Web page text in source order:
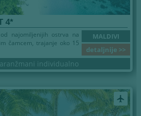
4*
MALDIVI
detaljnije >>
najomiljenijih ostrva na
čamcem, trajanje oko 15
individualno
airplanemode_active